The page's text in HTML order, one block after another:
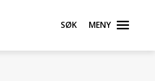
Søk Meny